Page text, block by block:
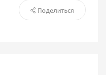
Поделиться